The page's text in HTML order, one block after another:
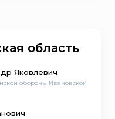
область
Яковлевич
обороны Ивановской